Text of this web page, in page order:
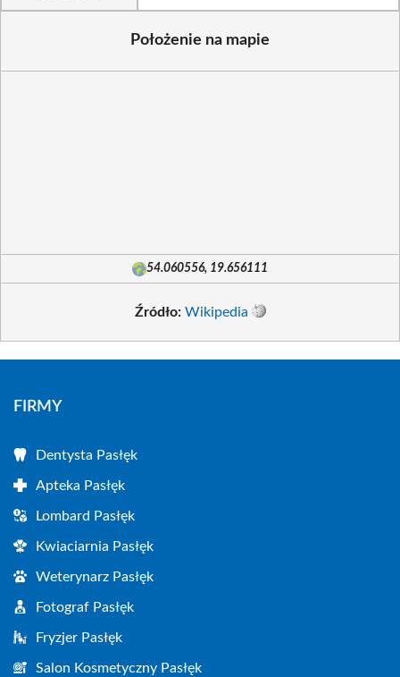
Położenie na mapie
54.060556, 19.656111
Źródło: Wikipedia
FIRMY
Dentysta Pasłęk
Apteka Pasłęk
Lombard Pasłęk
Kwiaciarnia Pasłęk
Weterynarz Pasłęk
Fotograf Pasłęk
Fryzjer Pasłęk
Salon Kosmetyczny Pasłęk